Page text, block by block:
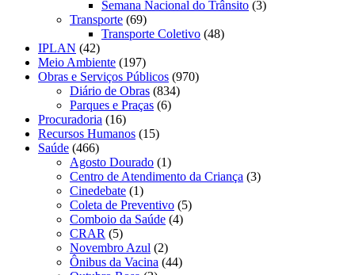
Semana Nacional do Trânsito (3)
Transporte (69)
Transporte Coletivo (48)
IPLAN (42)
Meio Ambiente (197)
Obras e Serviços Públicos (970)
Diário de Obras (834)
Parques e Praças (6)
Procuradoria (16)
Recursos Humanos (15)
Saúde (466)
Agosto Dourado (1)
Centro de Atendimento da Criança (3)
Cinedebate (1)
Coleta de Preventivo (5)
Comboio da Saúde (4)
CRAR (5)
Novembro Azul (2)
Ônibus da Vacina (44)